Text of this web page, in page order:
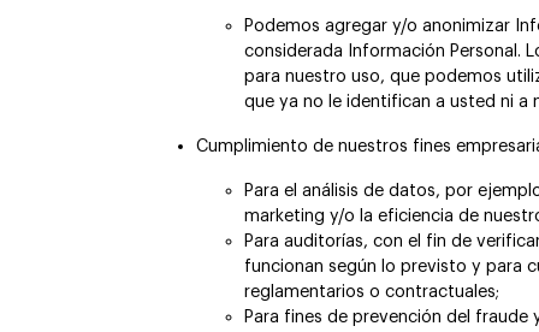
Podemos agregar y/o anonimizar
considerada Información Personal.
para nuestro uso, que podemos
que ya no le identifican a usted ni a
Cumplimiento de nuestros fines
Para el análisis de datos, por
marketing y/o la eficiencia de
Para auditorías, con el fin de
funcionan según lo previsto y para
reglamentarios o contractuales;
Para fines de prevención del